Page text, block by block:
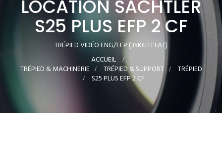
LOCATION SACHTLER
S25 PLUS EFP 2 CF
TRÉPIED VIDÉO ENG/EFP (35KG I FLAT)
ACCUEIL >
TRÉPIED & MACHINERIE > TRÉPIED & SUPPORT >
TRÉPIED
>
S25 PLUS EFP 2 CF